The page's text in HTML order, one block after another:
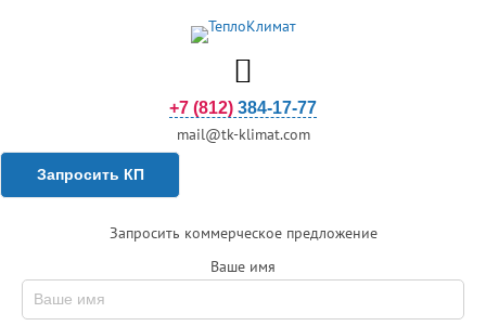
+7 (812) 384-17-77
mail@tk-klimat.com
Запросить КП
Запросить коммерческое предложение
Ваше имя